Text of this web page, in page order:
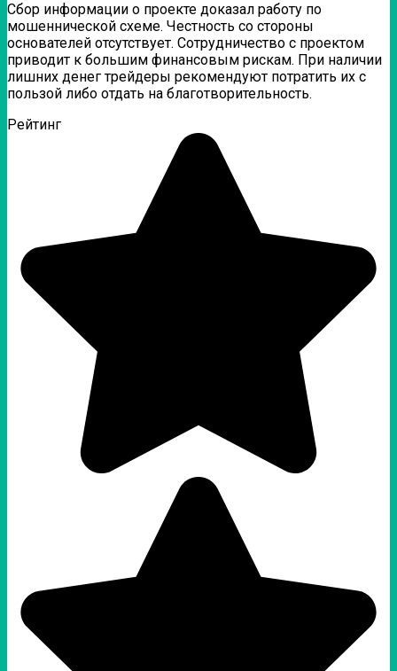
Сбор информации о проекте доказал работу по
мошеннической схеме. Честность со стороны
основателей отсутствует. Сотрудничество с проектом
приводит к большим финансовым рискам. При наличии
лишних денег трейдеры рекомендуют потратить их с
пользой либо отдать на благотворительность.
Рейтинг